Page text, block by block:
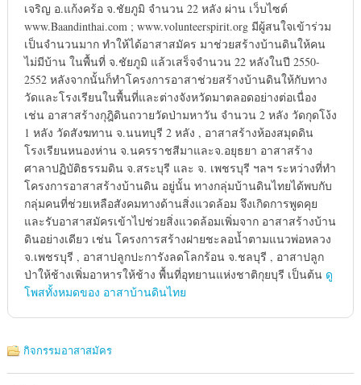
เจริญ อ.แก้งคร้อ จ.ชัยภูมิ จำนวน 22 หลัง ผ่าน เว็บไซต์
www.Baandinthai.com ; www.volunteerspirit.org มีผู้สนใจเข้าร่วม
เป็นจำนวนมาก ทำให้ได้อาสาสมัคร มาช่วยสร้างบ้านดินให้คน
ไม่มีบ้าน ในพื้นที่ จ.ชัยภูมิ แล้วเสร็จจำนวน 22 หลังในปี 2550-
2552 หลังจากนั้นก็ทำโครงการอาสาช่วยสร้างบ้านดินให้กับทาง
วัดและโรงเรียนในพื้นที่และต่างจังหวัดมาตลอดอย่างต่อเนื่อง
เช่น อาสาสร้างกุฎิดินถวายวัดป่ามหาวัน จำนวน 2 หลัง วัดกุดโง้ง
1 หลัง วัดสังฆทาน จ.นนทบุรี 2 หลัง , อาสาสร้างห้องสมุดดิน
โรงเรียนหนองห่าน จ.นครราชสีมาและจ.อยุธยา อาสาสร้าง
ศาลาปฏิบัติธรรมดิน จ.สระบุรี และ จ. เพชรบุรี ฯลฯ ระหว่างที่ทำ
โครงการอาสาสร้างบ้านดิน อยู่นั้น ทางกลุ่มบ้านดินไทยได้พบกับ
กลุ่มคนที่ช่วยเหลือสังคมทางด้านสิ่งแวดล้อม จึงเกิดการพูดคุย
และรับอาสาสมัครเข้าไปช่วยสิ่งแวดล้อมเพิ่มจาก อาสาสร้างบ้าน
ดินอย่างเดียว เช่น โครงการสร้างฝายชะลอน้ำตามแนวพ่อหลวง
จ.เพชรบุรี , อาสาปลูกปะการังลดโลกร้อน จ.ชลบุรี , อาสาปลูก
ป่าให้ช้างเพิ่มอาหารให้ช้าง พื้นที่อุทยานแห่งชาติกุยบุรี เป็นต้น ดู
โพสทั้งหมดของ อาสาบ้านดินไทย
กิจกรรมอาสาสมัคร